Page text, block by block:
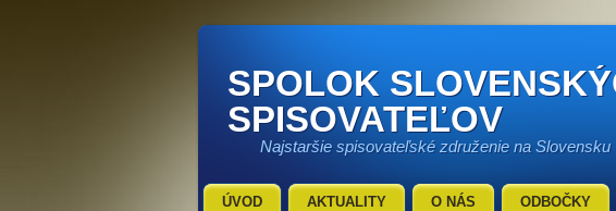
SPOLOK
SPISOVATEĽOV
Najstaršie spisovateľské združenie na Slovensku
ÚVOD AKTUALITY O NÁS ODBOČKY